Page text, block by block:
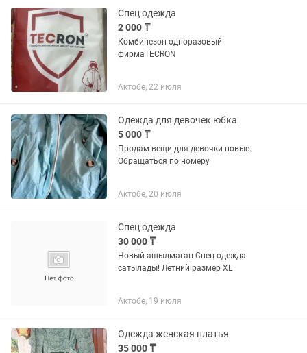
Спец одежда
2 000 ₸
Комбинезон одноразовый
фирмаTECRON
Актобе, 22 июля
Одежда для девочек юбка
5 000 ₸
Продам вещи для девочки новые.
Обращаться по номеру
Актобе, 20 июля
Спец одежда
30 000 ₸
Новый ашылмаган Спец одежда
сатылады! Летний размер XL
Актобе, 19 июля
Одежда женская платья
35 000 ₸